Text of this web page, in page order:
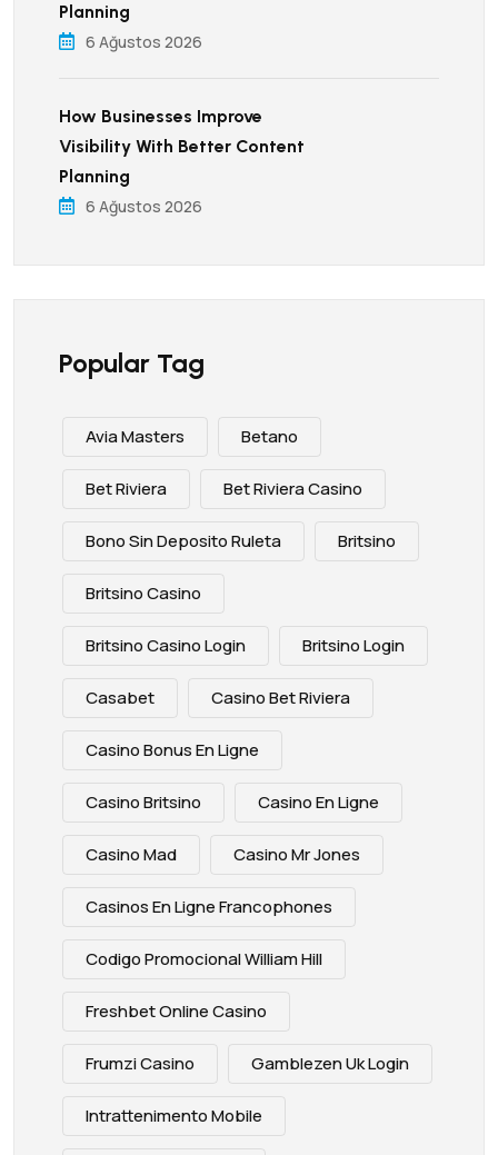
Planning
6 Ağustos 2026
How Businesses Improve
Visibility With Better Content
Planning
6 Ağustos 2026
Popular Tag
Avia Masters Betano
Bet Riviera Bet Riviera Casino
Bono Sin Deposito Ruleta Britsino
Britsino Casino
Britsino Casino Login Britsino Login
Casabet Casino Bet Riviera
Casino Bonus En Ligne
Casino Britsino Casino En Ligne
Casino Mad Casino Mr Jones
Casinos En Ligne Francophones
Codigo Promocional William Hill
Freshbet Online Casino
Frumzi Casino Gamblezen Uk Login
Intrattenimento Mobile